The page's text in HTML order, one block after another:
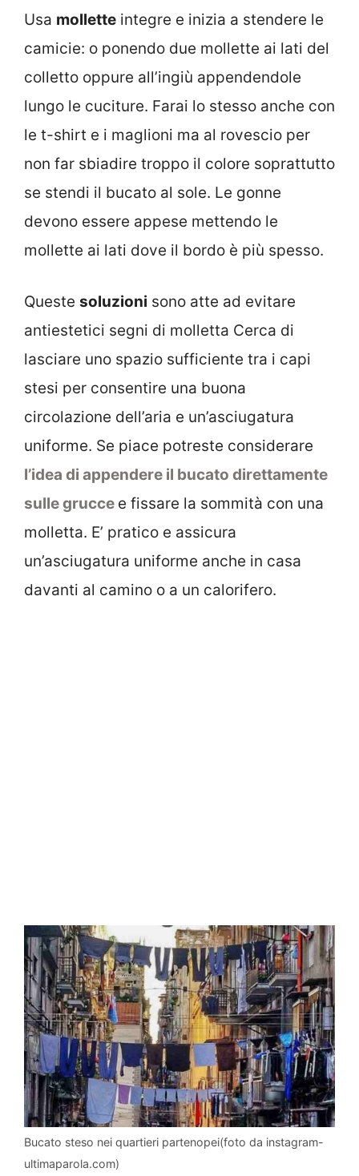
Usa mollette integre e inizia a stendere le
camicie: o ponendo due mollette ai lati del
colletto oppure all’ingiù appendendole
lungo le cuciture. Farai lo stesso anche con
le t-shirt e i maglioni ma al rovescio per
non far sbiadire troppo il colore soprattutto
se stendi il bucato al sole. Le gonne
devono essere appese mettendo le
mollette ai lati dove il bordo è più spesso.
Queste soluzioni sono atte ad evitare
antiestetici segni di molletta Cerca di
lasciare uno spazio sufficiente tra i capi
stesi per consentire una buona
circolazione dell’aria e un’asciugatura
uniforme. Se piace potreste considerare
l’idea di appendere il bucato direttamente
sulle grucce e fissare la sommità con una
molletta. E’ pratico e assicura
un’asciugatura uniforme anche in casa
davanti al camino o a un calorifero.
Bucato steso nei quartieri partenopei(foto da instagram-
ultimaparola.com)